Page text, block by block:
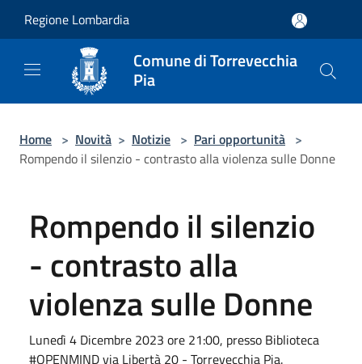
Regione Lombardia
Comune di Torrevecchia
Pia
Home > Novità > Notizie > Pari opportunità >
Rompendo il silenzio - contrasto alla violenza sulle Donne
Rompendo il silenzio
- contrasto alla
violenza sulle Donne
Lunedì 4 Dicembre 2023 ore 21:00, presso Biblioteca
#OPENMIND via Libertà 20 - Torrevecchia Pia.